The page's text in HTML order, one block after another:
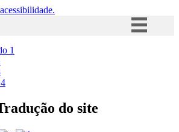
Acesso à informação
1
4
do site